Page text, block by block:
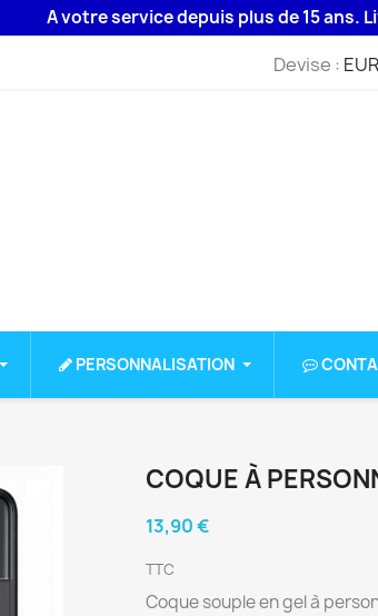
votre service depuis plus de 15 ans.
Devise :
PERSONNALISATION
COQUE À
13,90 €
TTC
Coque souple en gel à